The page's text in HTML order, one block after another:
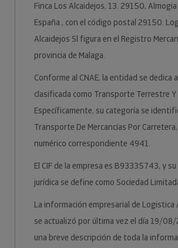
Finca Los Alcaidejos, 13. 29150,
España., con el código postal 29150.
Alcaidejos Sl figura en el Registro
provincia de Malaga.
Conforme al CNAE, la entidad se dedica
clasificada como Transporte Terrestre Y
Específicamente, su categoría se
Transporte De Mercancías Por
numérico correspondiente 4941.
El CIF de la empresa es B93335743, y
jurídica se define como Sociedad
La información empresarial de Logistica
se actualizó por última vez el día 19/
una breve descripción de toda la